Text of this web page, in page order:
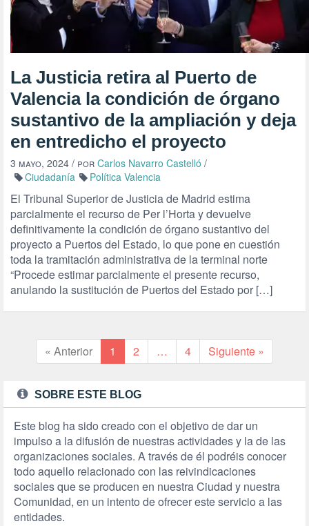
La Justicia retira al Puerto de
Valencia la condición de órgano
sustantivo de la ampliación y deja
en entredicho el proyecto
3 mayo, 2024 / por Carlos Navarro Castelló /
Ciudadanía
Política Valencia
El Tribunal Superior de Justicia de Madrid estima
parcialmente el recurso de Per l’Horta y devuelve
definitivamente la condición de órgano sustantivo del
proyecto a Puertos del Estado, lo que pone en cuestión
toda la tramitación administrativa de la terminal norte
“Procede estimar parcialmente el presente recurso,
anulando la sustitución de Puertos del Estado por […]
« Anterior 1 2 … 4 Siguiente »
SOBRE ESTE BLOG
Este blog ha sido creado con el objetivo de dar un
impulso a la difusión de nuestras actividades y la de las
organizaciones sociales. A través de él podréis conocer
todo aquello relacionado con las reivindicaciones
sociales que se producen en nuestra Ciudad y nuestra
Comunidad, en un intento de ofrecer este servicio a las
entidades.